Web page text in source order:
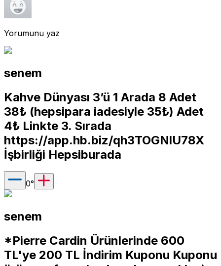
Yorumunu yaz
senem
Kahve Dünyası 3’ü 1 Arada 8 Adet
38₺ (hepsipara iadesiyle 35₺) Adet
4₺ Linkte 3. Sırada
https://app.hb.biz/qh3TOGNlU78X
İşbirliği Hepsiburada
0°
senem
*Pierre Cardin Ürünlerinde 600
TL'ye 200 TL İndirim Kuponu Kuponu